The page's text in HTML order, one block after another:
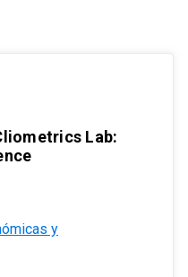
Lab:
y